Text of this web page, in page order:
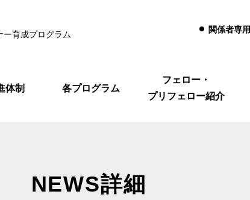
ー育成プログラム
関係者専用
体制 各プログラム
フェロー・
プリフェロー紹介
NEWS詳細